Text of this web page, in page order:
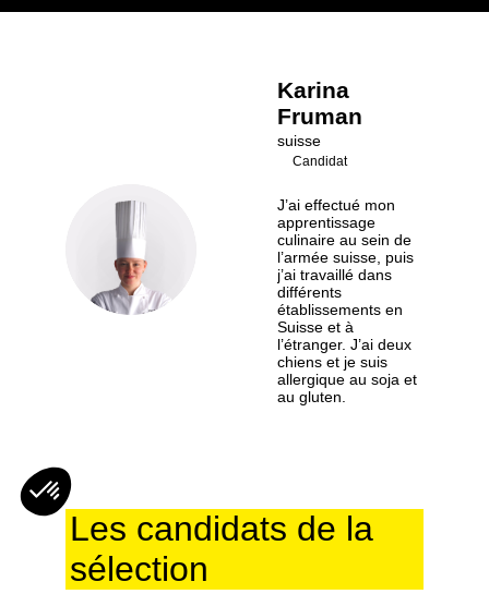
KF
Karina
Fruman
suisse
Candidat
J’ai effectué mon
apprentissage
culinaire au sein de
l’armée suisse, puis
j’ai travaillé dans
différents
établissements en
Suisse et à
l’étranger. J’ai deux
chiens et je suis
allergique au soja et
au gluten.
Les candidats de la
sélection